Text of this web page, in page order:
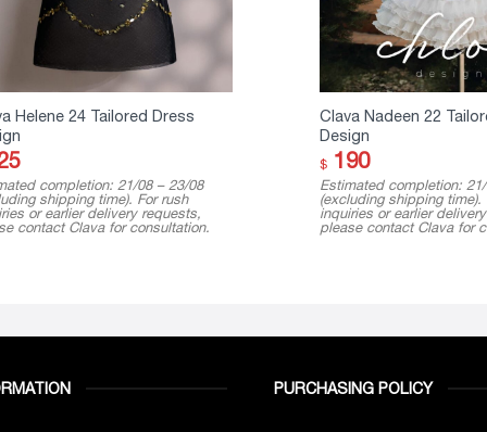
Helene 24 Tailored Dress
completion: 21/08 – 23/08
shipping time). For rush
or earlier delivery requests,
contact Clava for consultation.
Clava Nadeen 22
Design
$190
Estimated completion:
(excluding shipping time).
inquiries or earlier
please contact Clava for
PURCHASING POLICY